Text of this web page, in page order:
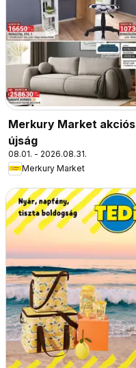
Merkury Market akciós
újság
08.01. - 2026.08.31.
Merkury Market